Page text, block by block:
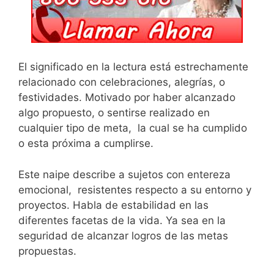
El significado en la lectura está estrechamente
relacionado con celebraciones, alegrías, o
festividades. Motivado por haber alcanzado
algo propuesto, o sentirse realizado en
cualquier tipo de meta, la cual se ha cumplido
o esta próxima a cumplirse.
Este naipe describe a sujetos con entereza
emocional, resistentes respecto a su entorno y
proyectos. Habla de estabilidad en las
diferentes facetas de la vida. Ya sea en la
seguridad de alcanzar logros de las metas
propuestas.